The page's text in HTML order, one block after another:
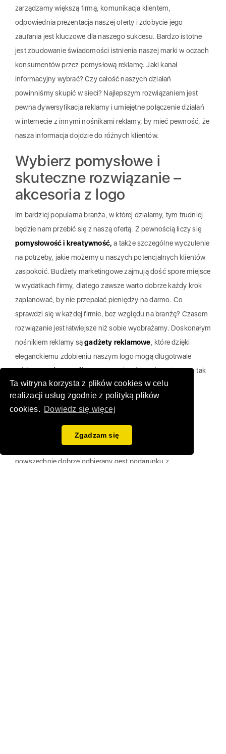
Ta witryna korzysta z plików cookies w celu
realizacji usług zgodnie z polityką plików
cookies. Dowiedz się więcej
Zgadzam się
zarządzamy większą firmą, komunikacja klientem,
odpowiednia prezentacja naszej oferty i zdobycie jego
zaufania jest kluczowe dla naszego sukcesu. Bardzo istotne
jest zbudowanie świadomości istnienia naszej marki w oczach
konsumentów przez pomysłową reklamę. Jaki kanał
informacyjny wybrać? Czy całość naszych działań
powinniśmy skupić w sieci? Najlepszym rozwiązaniem jest
pewna dywersyfikacja reklamy i umiejętne połączenie działań
w internecie z innymi nośnikami reklamy, by mieć pewność, że
nasza informacja dojdzie do różnych klientów.
Wybierz pomysłowe i
skuteczne rozwiązanie –
akcesoria z logo
Im bardziej popularna branża, w której działamy, tym trudniej
będzie nam przebić się z naszą ofertą. Z pewnością liczy się
pomysłowość i kreatywność, a także szczególne wyczulenie
na potrzeby, jakie możemy u naszych potencjalnych klientów
zaspokoić. Budżety marketingowe zajmują dość spore miejsce
w wydatkach firmy, dlatego zawsze warto dobrze każdy krok
zaplanować, by nie przepalać pieniędzy na darmo. Co
sprawdzi się w każdej firmie, bez względu na branżę? Czasem
rozwiązanie jest łatwiejsze niż sobie wyobrażamy. Doskonałym
nośnikiem reklamy sągadżety reklamowe , które dzięki
eleganckiemu zdobieniu naszym logo mogą długotrwale
reklamować naszą firmęw oczach odbiorców. Dlaczego tak
dobrze działają? Jaki jest ich sekret?
Udane połączenie
podarunku z reklamą
Gadżety reklamowe w udany sposób łączą w sobie
powszechnie dobrze odbierany gest podarunku z